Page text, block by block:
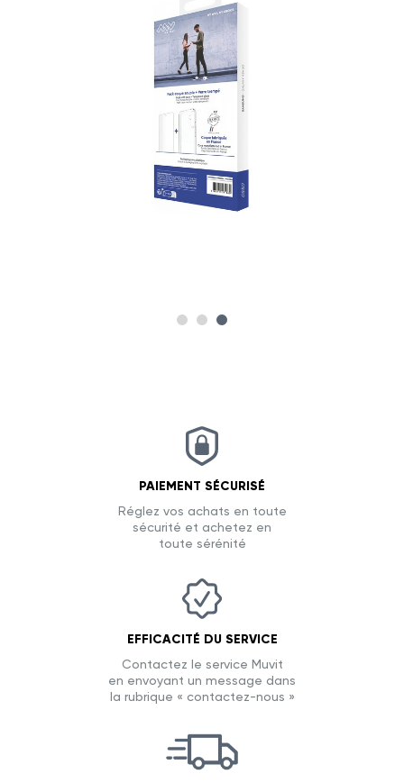
PAIEMENT SÉCURISÉ
Réglez vos achats en toute
sécurité et achetez en
toute sérénité
EFFICACITÉ DU SERVICE
Contactez le service Muvit
en envoyant un message dans
la rubrique « contactez-nous »